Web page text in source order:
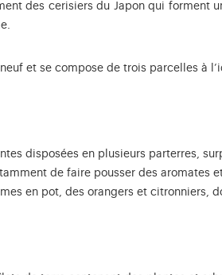
des cerisiers du Japon qui forment
et se compose de trois parcelles à
disposées en plusieurs parterres,
de faire pousser des aromates
en pot, des orangers et citronniers,